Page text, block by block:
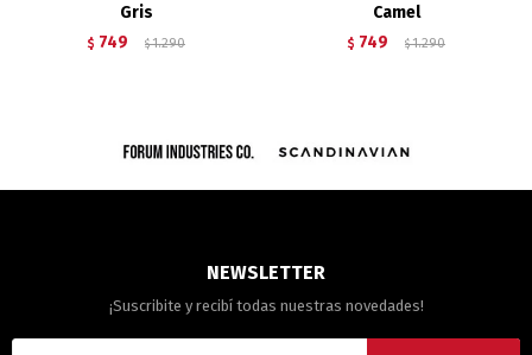
Gris
$ 749 $ 1.290
Camel
$ 749 $ 1.290
NEWSLETTER
¡Suscribite y recibí todas nuestras novedades!